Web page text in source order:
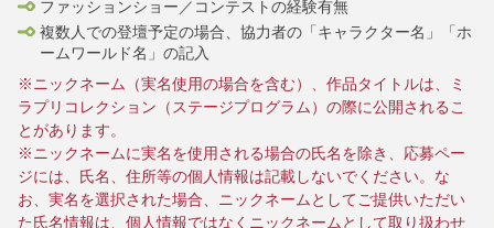
ファッションショー／コンテストの経験有無
複数人での登壇予定の場合、協力者の「キャラクター名」「ホ
ームワールド名」の記入
※ニックネーム（実名使用の場合を含む）、作品タイトルは、ミ
ラプリコレクション（ステージプログラム）の際に公開されるこ
とがあります。
※ニックネームに実名を使用される場合の氏名を除き、応募ペー
ジには、氏名、住所等の個人情報は記載しないでください。な
お、実名を選択された場合、ニックネームとしてご提供いただい
た氏名情報は、個人情報ではなくニックネームとして取り扱わせ